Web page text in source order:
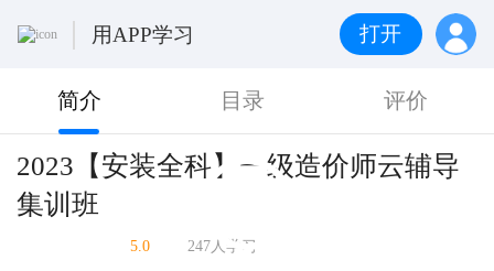
用APP学习 打开
简介 目录 评价
2023【安装全科】一级造价师云辅导
集训班
5.0 247人学习